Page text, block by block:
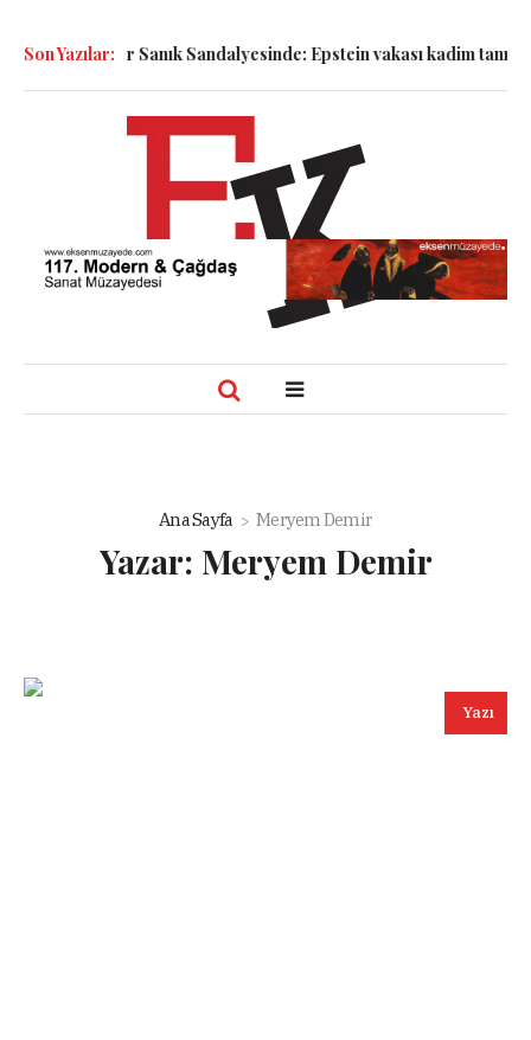
Son Yazılar:
Semboller Sanık Sandalyesinde: Epstein vakası kadim tanrıları
Ana Sayfa Meryem Demir
Yazar: Meryem Demir
Yazı